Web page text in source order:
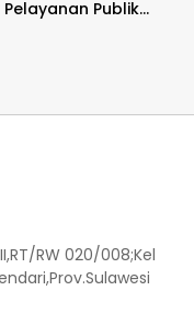
Pelayanan Publik
RW 020/008;Kel